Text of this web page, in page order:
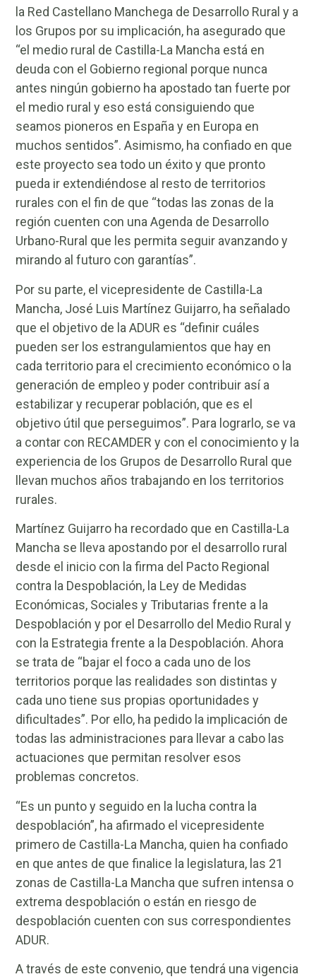
la Red Castellano Manchega de Desarrollo Rural y a
los Grupos por su implicación, ha asegurado que
“el medio rural de Castilla-La Mancha está en
deuda con el Gobierno regional porque nunca
antes ningún gobierno ha apostado tan fuerte por
el medio rural y eso está consiguiendo que
seamos pioneros en España y en Europa en
muchos sentidos”. Asimismo, ha confiado en que
este proyecto sea todo un éxito y que pronto
pueda ir extendiéndose al resto de territorios
rurales con el fin de que “todas las zonas de la
región cuenten con una Agenda de Desarrollo
Urbano-Rural que les permita seguir avanzando y
mirando al futuro con garantías”.
Por su parte, el vicepresidente de Castilla-La
Mancha, José Luis Martínez Guijarro, ha señalado
que el objetivo de la ADUR es “definir cuáles
pueden ser los estrangulamientos que hay en
cada territorio para el crecimiento económico o la
generación de empleo y poder contribuir así a
estabilizar y recuperar población, que es el
objetivo útil que perseguimos”. Para lograrlo, se va
a contar con RECAMDER y con el conocimiento y la
experiencia de los Grupos de Desarrollo Rural que
llevan muchos años trabajando en los territorios
rurales.
Martínez Guijarro ha recordado que en Castilla-La
Mancha se lleva apostando por el desarrollo rural
desde el inicio con la firma del Pacto Regional
contra la Despoblación, la Ley de Medidas
Económicas, Sociales y Tributarias frente a la
Despoblación y por el Desarrollo del Medio Rural y
con la Estrategia frente a la Despoblación. Ahora
se trata de “bajar el foco a cada uno de los
territorios porque las realidades son distintas y
cada uno tiene sus propias oportunidades y
dificultades”. Por ello, ha pedido la implicación de
todas las administraciones para llevar a cabo las
actuaciones que permitan resolver esos
problemas concretos.
“Es un punto y seguido en la lucha contra la
despoblación”, ha afirmado el vicepresidente
primero de Castilla-La Mancha, quien ha confiado
en que antes de que finalice la legislatura, las 21
zonas de Castilla-La Mancha que sufren intensa o
extrema despoblación o están en riesgo de
despoblación cuenten con sus correspondientes
ADUR.
A través de este convenio, que tendrá una vigencia